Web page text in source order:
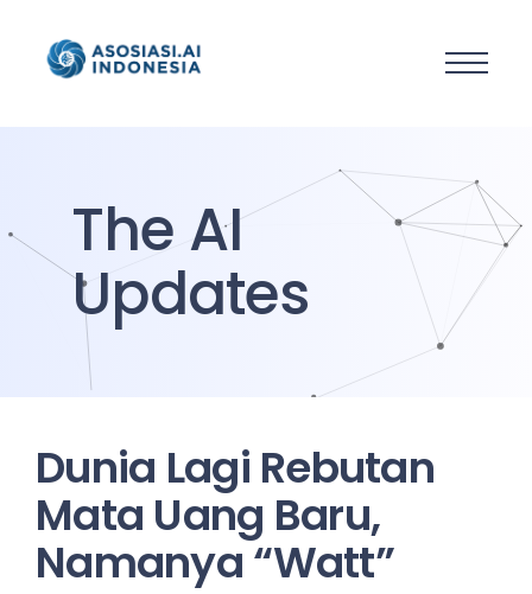
The AI
Updates
Dunia Lagi Rebutan
Mata Uang Baru,
Namanya “Watt”